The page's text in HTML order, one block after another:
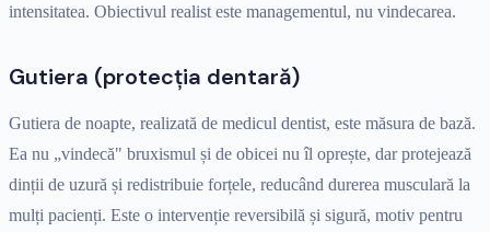
intensitatea. Obiectivul realist este managementul, nu vindecarea.
Gutiera (protecția dentară)
Gutiera de noapte, realizată de medicul dentist, este măsura de bază.
Ea nu „vindecă" bruxismul și de obicei nu îl oprește, dar protejează
dinții de uzură și redistribuie forțele, reducând durerea musculară la
mulți pacienți. Este o intervenție reversibilă și sigură, motiv pentru